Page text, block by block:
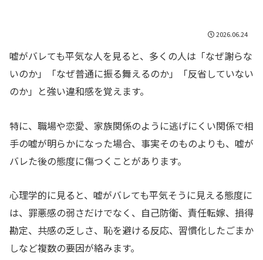
2026.06.24
嘘がバレても平気な人を見ると、多くの人は「なぜ謝らな
いのか」「なぜ普通に振る舞えるのか」「反省していない
のか」と強い違和感を覚えます。
特に、職場や恋愛、家族関係のように逃げにくい関係で相
手の嘘が明らかになった場合、事実そのものよりも、嘘が
バレた後の態度に傷つくことがあります。
心理学的に見ると、嘘がバレても平気そうに見える態度に
は、罪悪感の弱さだけでなく、自己防衛、責任転嫁、損得
勘定、共感の乏しさ、恥を避ける反応、習慣化したごまか
しなど複数の要因が絡みます。